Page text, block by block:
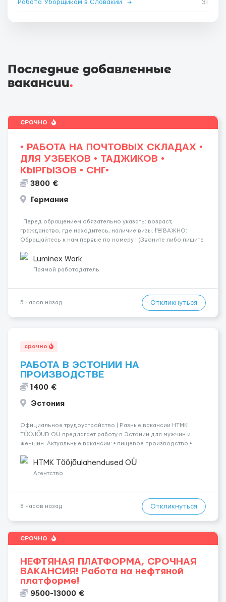
Работа Уборщиком в Словакии → 31
Последние добавленные
вакансии.
СРОЧНО
• РАБОТА НА ПОЧТОВЫХ СКЛАДАХ •
ДЛЯ УЗБЕКОВ • ТАДЖИКОВ •
КЫРГЫЗОВ • СНГ•
3800 €
Германия
Перед обращением обязательно указать: возраст,
гражданство, где находитесь, наличие визы. ❗️🚨ВАЖНО:
Обращайтесь к нам первые по номеру ! (Звоните либо пишите
почтовых складах . График 5/8, возможны пе...
Luminex Work
Прямой работодатель
5 часов назад Откликнуться
срочно
РАБОТА В ЭСТОНИИ НА
ПРОИЗВОДСТВЕ
1400 €
Эстония
Официальное трудоустройство | Разные вакансии HTMK
TÖÖJÕUD OÜ предлагает работу в Эстонии для мужчин и
женщин. Актуальные вакансии: • пищевое производство •
склады и логистика • п...
HTMK Tööjõulahendused OÜ
Агентство
8 часов назад Откликнуться
СРОЧНО
НЕФТЯНАЯ ПЛАТФОРМА, СРОЧНАЯ
ВАКАНСИЯ! Работа на нефтяной
платформе!
9500-13000 €